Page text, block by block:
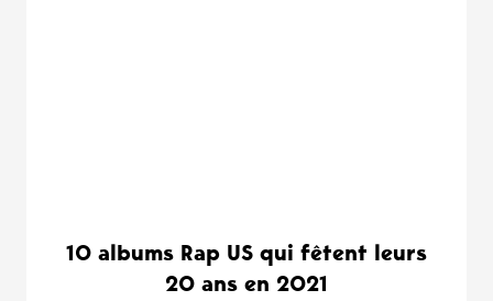
10 albums Rap US qui fêtent leurs
20 ans en 2021